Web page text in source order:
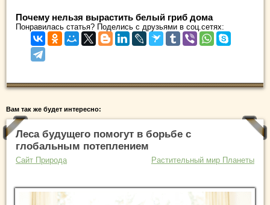
Почему нельзя вырастить белый гриб дома
Понравилась статья? Поделись с друзьями в соц.сетях:
Вам так же будет интересно:
Леса будущего помогут в борьбе с
глобальным потеплением
Сайт Природа Растительный мир Планеты